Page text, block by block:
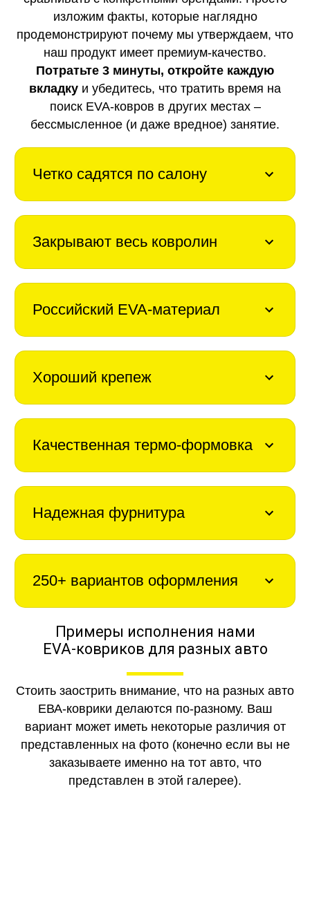
изложим факты, которые наглядно
продемонстрируют почему мы утверждаем, что
наш продукт имеет премиум-качество.
Потратьте 3 минуты, откройте каждую
вкладку и убедитесь, что тратить время на
поиск EVA-ковров в других местах –
бессмысленное (и даже вредное) занятие.
Четко садятся по салону
Закрывают весь ковролин
Российский EVA-материал
Хороший крепеж
Качественная термо-формовка
Надежная фурнитура
250+ вариантов оформления
Примеры исполнения нами
EVA-ковриков для разных авто
Стоить заострить внимание, что на разных авто
ЕВА-коврики делаются по-разному. Ваш
вариант может иметь некоторые различия от
представленных на фото (конечно если вы не
заказываете именно на тот авто, что
представлен в этой галерее).